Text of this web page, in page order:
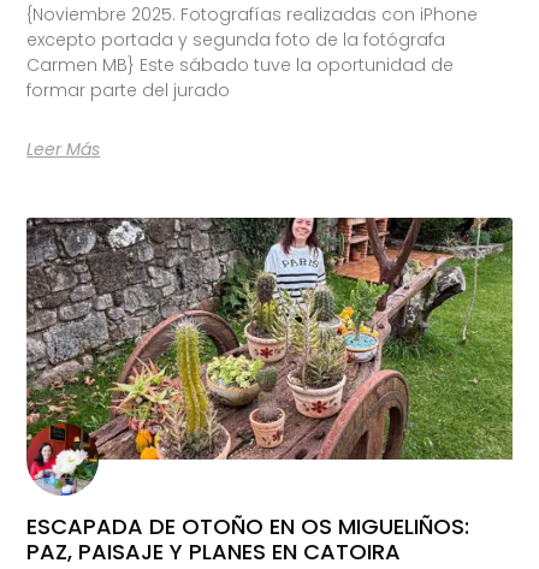
{Noviembre 2025. Fotografías realizadas con iPhone
excepto portada y segunda foto de la fotógrafa
Carmen MB} Este sábado tuve la oportunidad de
formar parte del jurado
Leer Más
ESCAPADA DE OTOÑO EN OS MIGUELIÑOS:
PAZ, PAISAJE Y PLANES EN CATOIRA